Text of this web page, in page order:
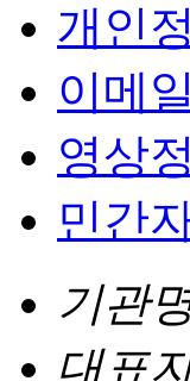
개인
이메
영상
민간
기관
대표